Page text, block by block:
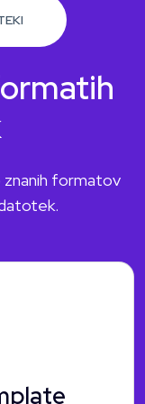
formatov